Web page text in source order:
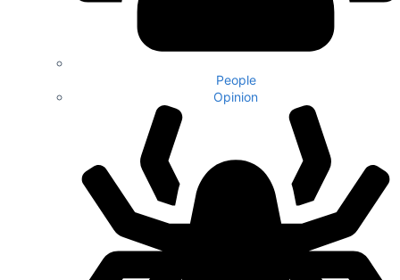
People
Opinion